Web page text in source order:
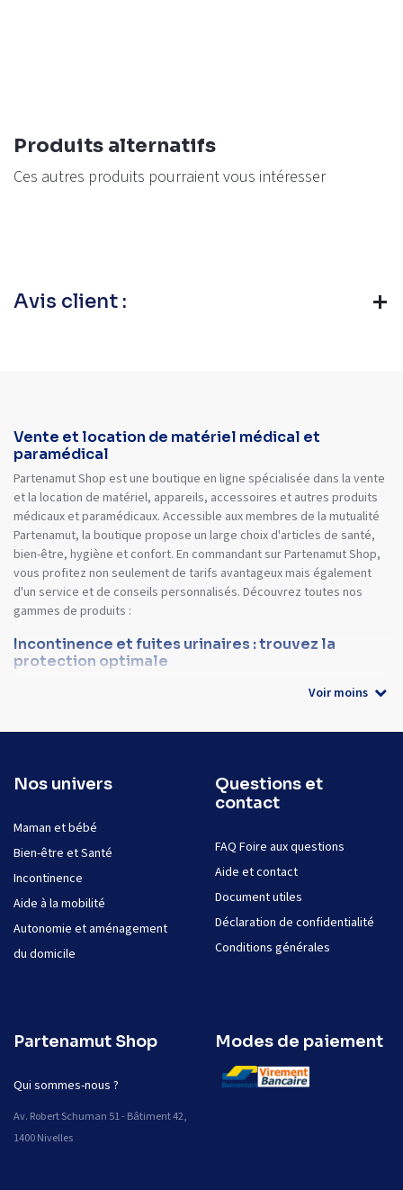
Produits alternatifs
Ces autres produits pourraient vous intéresser
Avis client :
Vente et location de matériel médical et
paramédical
Partenamut Shop est une boutique en ligne spécialisée dans la vente
et la location de matériel, appareils, accessoires et autres produits
médicaux et paramédicaux. Accessible aux membres de la mutualité
Partenamut, la boutique propose un large choix d'articles de santé,
bien-être, hygiène et confort. En commandant sur Partenamut Shop,
vous profitez non seulement de tarifs avantageux mais également
d'un service et de conseils personnalisés. Découvrez toutes nos
gammes de produits :
Incontinence et fuites urinaires : trouvez la
protection optimale
Voir moins
Nos univers
Maman et bébé
Bien-être et Santé
Incontinence
Aide à la mobilité
Autonomie et aménagement
du domicile
Questions et
contact
FAQ Foire aux questions
Aide et contact
Document utiles
Déclaration de confidentialité
Conditions générales
Partenamut Shop
Qui sommes-nous ?
Av. Robert Schuman 51 - Bâtiment 42,
1400 Nivelles
Modes de paiement